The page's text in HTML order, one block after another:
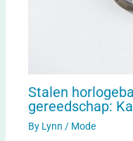
Stalen
gereedschap:
By Lynn / Mode